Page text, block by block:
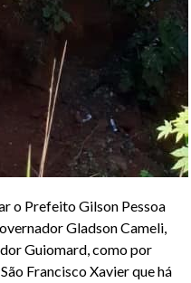
o Prefeito Gilson Pessoa
Gladson Cameli,
Guiomard, como por
Francisco Xavier que há